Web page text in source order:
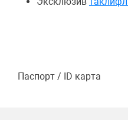
Паспорт / ID карта